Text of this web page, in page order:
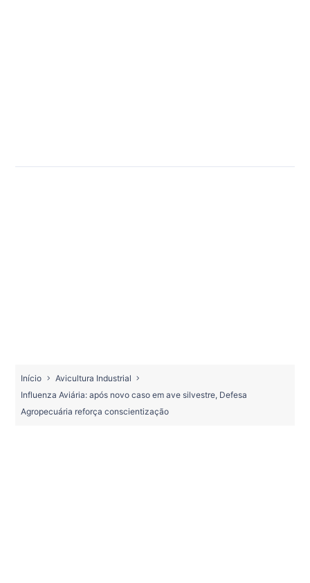
Início
Avicultura Industrial
Influenza Aviária: após novo caso em ave silvestre, Defesa
Agropecuária reforça conscientização